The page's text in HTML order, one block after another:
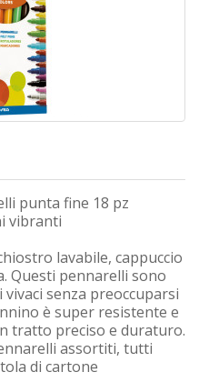
punta fine 18 pz
vibranti
lavabile, cappuccio
Questi pennarelli sono
senza preoccuparsi
è super resistente e
tratto preciso e duraturo.
assortiti, tutti
di cartone